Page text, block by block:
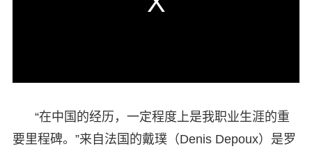
“在中国的经历，一定程度上是我职业生涯的重
要里程碑。”来自法国的戴璞（Denis Depoux）是罗